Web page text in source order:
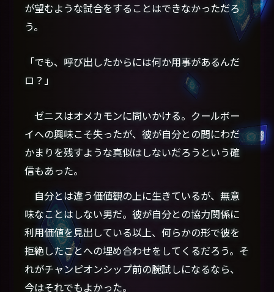
が望むような試合をすることはできなかっただろ
う。
「でも、呼び出したからには何か用事があるんだ
ロ？」
ゼニスはオメカモンに問いかける。クールボー
イへの興味こそ失ったが、彼が自分との間にわだ
かまりを残すような真似はしないだろうという確
信もあった。
自分とは違う価値観の上に生きているが、無意
味なことはしない男だ。彼が自分との協力関係に
利用価値を見出している以上、何らかの形で彼を
拒絶したことへの埋め合わせをしてくるだろう。そ
れがチャンピオンシップ前の腕試しになるなら、
今はそれでもよかった。